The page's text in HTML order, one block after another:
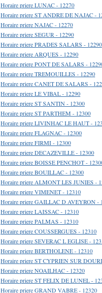
Horaire priere LUNAC - 12270
Horaire priere ST ANDRE DE NAJAC -
Horaire priere NAJAC - 12270
Horaire priere SEGUR - 12290
Horaire priere PRADES SALARS - 12290
Horaire priere ARQUES - 12290
Horaire priere PONT DE SALARS -
Horaire priere TREMOUILLES - 12290
Horaire priere CANET DE SALARS -
Horaire priere LE VIBAL - 12290
Horaire priere ST SANTIN - 12300
Horaire priere ST PARTHEM - 12300
Horaire priere LIVINHAC LE HAUT -
Horaire priere FLAGNAC - 12300
Horaire priere FIRMI - 12300
Horaire priere DECAZEVILLE - 12300
Horaire priere BOISSE PENCHOT -
Horaire priere BOUILLAC - 12300
Horaire priere ALMONT LES JUNIES -
Horaire priere VIMENET - 12310
Horaire priere GAILLAC D AVEYRON -
Horaire priere LAISSAC - 12310
Horaire priere PALMAS - 12310
Horaire priere COUSSERGUES - 12310
Horaire priere SEVERAC L EGLISE -
Horaire priere BERTHOLENE - 12310
Horaire priere ST CYPRIEN SUR
Horaire priere NOAILHAC - 12320
Horaire priere ST FELIX DE LUNEL -
Horaire priere GRAND VABRE - 12320